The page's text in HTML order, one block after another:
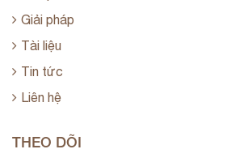
Giải pháp
Tài liệu
Tin tức
Liên hệ
THEO DÕI